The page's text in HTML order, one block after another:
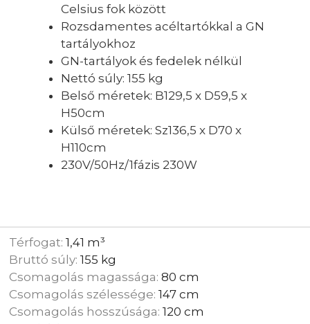
Celsius fok között
Rozsdamentes acéltartókkal a GN
tartályokhoz
GN-tartályok és fedelek nélkül
Nettó súly: 155 kg
Belső méretek: B129,5 x D59,5 x
H50cm
Külső méretek: Sz136,5 x D70 x
H110cm
230V/50Hz/1fázis 230W
Térfogat:1,41 m³
Bruttó súly:155 kg
Csomagolás magassága:80 cm
Csomagolás szélessége:147 cm
Csomagolás hosszúsága:120 cm